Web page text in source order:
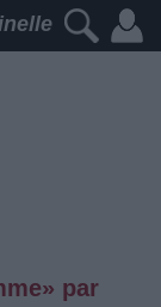
par